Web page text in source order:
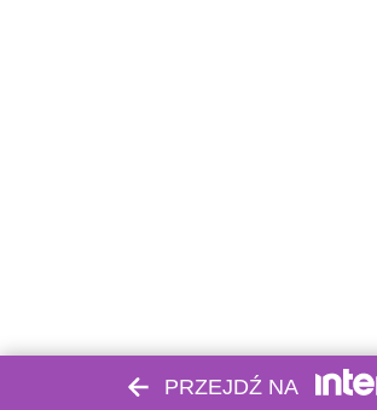
PRZEJDŹ NA